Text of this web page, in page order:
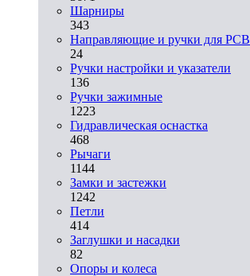
Шарниры
343
Направляющие и ручки для PCB
24
Ручки настройки и указатели
136
Ручки зажимные
1223
Гидравлическая оснастка
468
Рычаги
1144
Замки и застежки
1242
Петли
414
Заглушки и насадки
82
Опоры и колеса